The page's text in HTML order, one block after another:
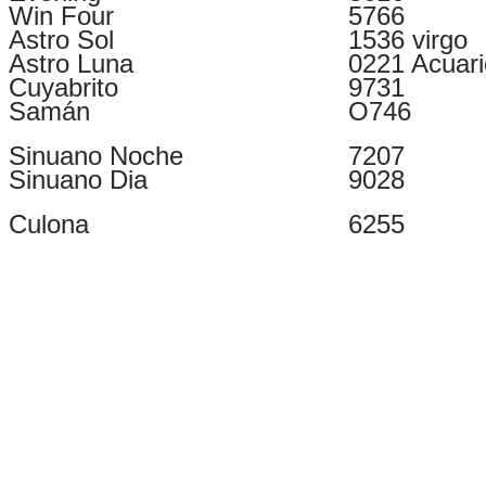
Win Four
5766
Astro Sol
1536 virgo
Astro Luna
0221
Cuyabrito
9731
Samán
O746
Sinuano Noche
7207
Sinuano Dia
9028
Culona
6255